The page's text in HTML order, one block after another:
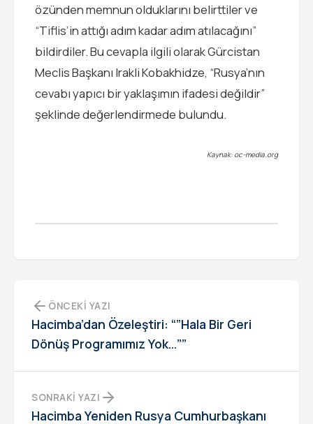
özünden memnun olduklarını belirttiler ve
“Tiflis’in attığı adım kadar adım atılacağını”
bildirdiler. Bu cevapla ilgili olarak Gürcistan
Meclis Başkanı Irakli Kobakhidze, “Rusya’nın
cevabı yapıcı bir yaklaşımın ifadesi değildir”
şeklinde değerlendirmede bulundu.
Kaynak: oc-media.org
ÖNCEKI YAZI
Hacimba’dan Özeleştiri: “”Hala Bir Geri
Dönüş Programımız Yok…””
SONRAKI YAZI
Hacimba Yeniden Rusya Cumhurbaşkanı